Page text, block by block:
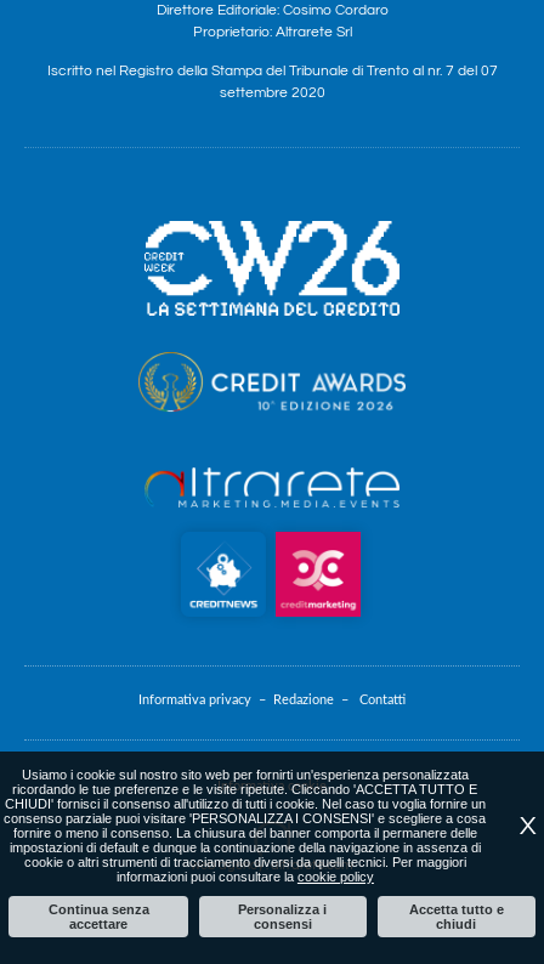
Direttore Editoriale: Cosimo Cordaro
Proprietario: Altrarete Srl
Iscritto nel Registro della Stampa del Tribunale di Trento al nr. 7 del 07
settembre 2020
Informativa privacy – Redazione – Contatti
Informativa cookie
web agency: altrarete.com
X
Usiamo i cookie sul nostro sito web per fornirti un'esperienza personalizzata
ricordando le tue preferenze e le visite ripetute. Cliccando 'ACCETTA TUTTO E
CHIUDI' fornisci il consenso all'utilizzo di tutti i cookie. Nel caso tu voglia fornire un
consenso parziale puoi visitare 'PERSONALIZZA I CONSENSI' e scegliere a cosa
fornire o meno il consenso. La chiusura del banner comporta il permanere delle
impostazioni di default e dunque la continuazione della navigazione in assenza di
cookie o altri strumenti di tracciamento diversi da quelli tecnici. Per maggiori
informazioni puoi consultare la cookie policy
Continua senza
accettare
Personalizza i
consensi
Accetta tutto e
chiudi